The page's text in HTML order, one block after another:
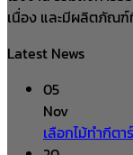
เนื่อง และมีผลิตภัณฑ์
Latest News
05
Nov
เลือกไม้ทำกีตา